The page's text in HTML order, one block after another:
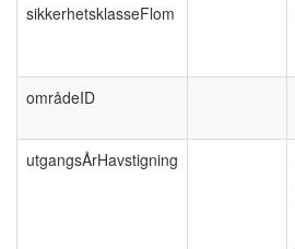
sikkerhetsklasseFlom
områdeID
utgangsÅrHavstigning